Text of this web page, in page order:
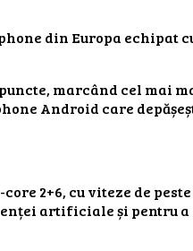
din Europa echipat
marcând cel mai
Android care
2+6, cu viteze de
artificiale și pentru